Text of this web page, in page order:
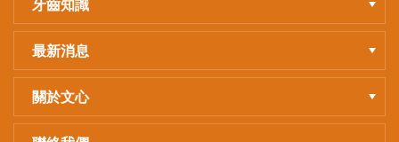
牙齒知識
最新消息
關於文心